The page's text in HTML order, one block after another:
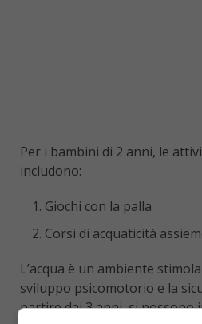
Per i bambini di 2 anni, le
includono:
Giochi con la palla
Corsi di acquaticità
L’acqua è un ambiente
sviluppo psicomotorio e la
partire dai 3 anni, si